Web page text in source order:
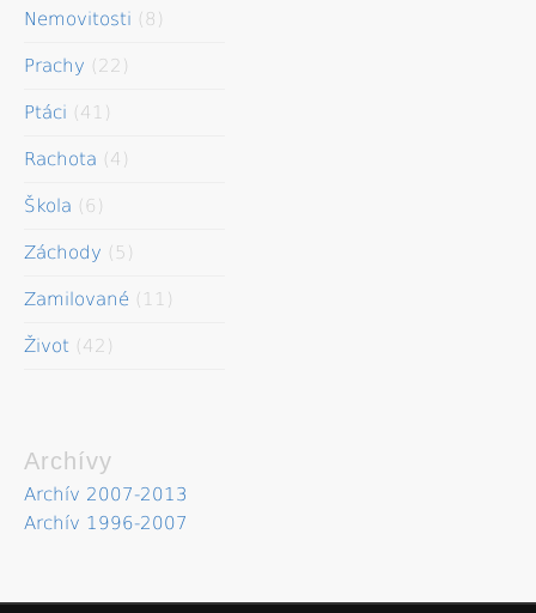
Nemovitosti (8)
Prachy (22)
Ptáci (41)
Rachota (4)
Škola (6)
Záchody (5)
Zamilované (11)
Život (42)
Archívy
Archív 2007-2013
Archív 1996-2007